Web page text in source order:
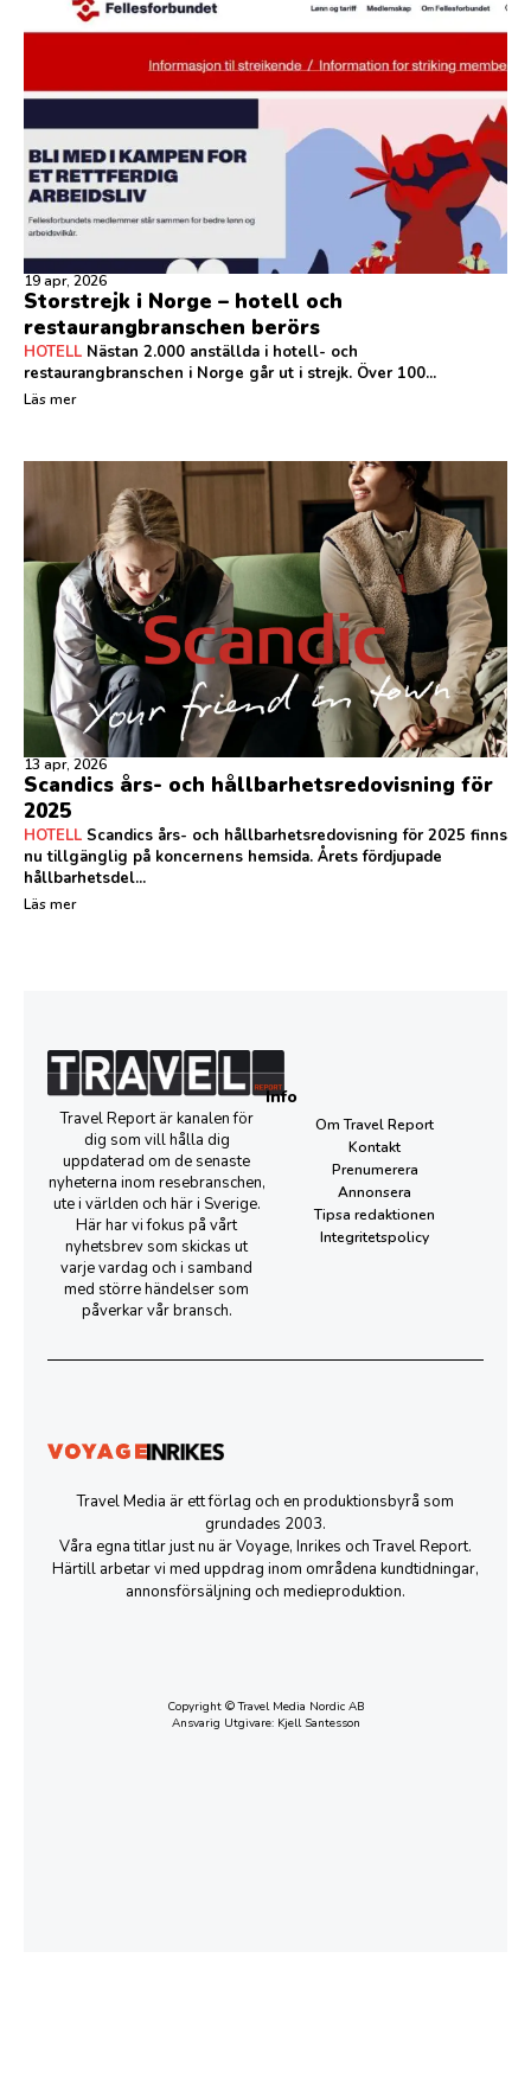
19 apr, 2026
Storstrejk i Norge – hotell och
restaurangbranschen berörs
HOTELL Nästan 2.000 anställda i hotell- och
restaurangbranschen i Norge går ut i strejk. Över 100...
Läs mer
13 apr, 2026
Scandics års- och hållbarhetsredovisning för
2025
HOTELL Scandics års- och hållbarhetsredovisning för 2025 finns
nu tillgänglig på koncernens hemsida. Årets fördjupade
hållbarhetsdel...
Läs mer
Travel Report är kanalen för
dig som vill hålla dig
uppdaterad om de senaste
nyheterna inom resebranschen,
ute i världen och här i Sverige.
Här har vi fokus på vårt
nyhetsbrev som skickas ut
varje vardag och i samband
med större händelser som
påverkar vår bransch.
Info
Om Travel Report
Kontakt
Prenumerera
Annonsera
Tipsa redaktionen
Integritetspolicy
Travel Media är ett förlag och en produktionsbyrå som
grundades 2003.
Våra egna titlar just nu är Voyage, Inrikes och Travel Report.
Härtill arbetar vi med uppdrag inom områdena kundtidningar,
annonsförsäljning och medieproduktion.
Copyright © Travel Media Nordic AB
Ansvarig Utgivare: Kjell Santesson